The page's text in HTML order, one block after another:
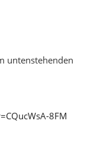
untenstehenden
8FM